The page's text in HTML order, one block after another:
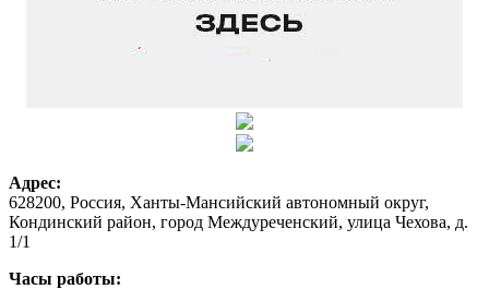
Адрес:
628200, Россия, Ханты-Мансийский автономный округ,
Кондинский район, город Междуреченский, улица Чехова, д.
1/1
Часы работы: